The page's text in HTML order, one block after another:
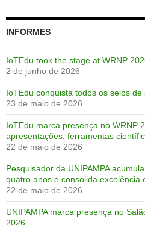
INFORMES
IoTEdu took the stage at WRNP
2 de junho de 2026
IoTEdu conquista todos os selos
23 de maio de 2026
IoTEdu marca presença no WRNP
apresentações, ferramentas
22 de maio de 2026
Pesquisador da UNIPAMPA
quatro anos e consolida excelência
22 de maio de 2026
UNIPAMPA marca presença no
2026